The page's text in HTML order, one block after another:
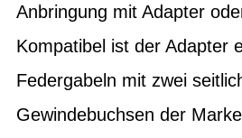
Anbringung mit Adapter
Kompatibel ist der Adapter
Federgabeln mit zwei
Gewindebuchsen der